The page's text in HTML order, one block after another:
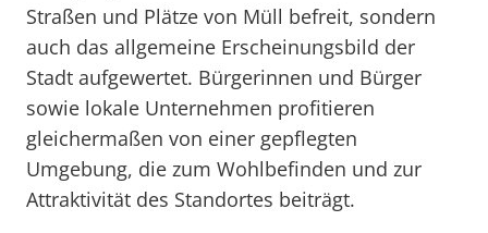
Straßen und Plätze von Müll befreit, sondern
auch das allgemeine Erscheinungsbild der
Stadt aufgewertet. Bürgerinnen und Bürger
sowie lokale Unternehmen profitieren
gleichermaßen von einer gepflegten
Umgebung, die zum Wohlbefinden und zur
Attraktivität des Standortes beiträgt.